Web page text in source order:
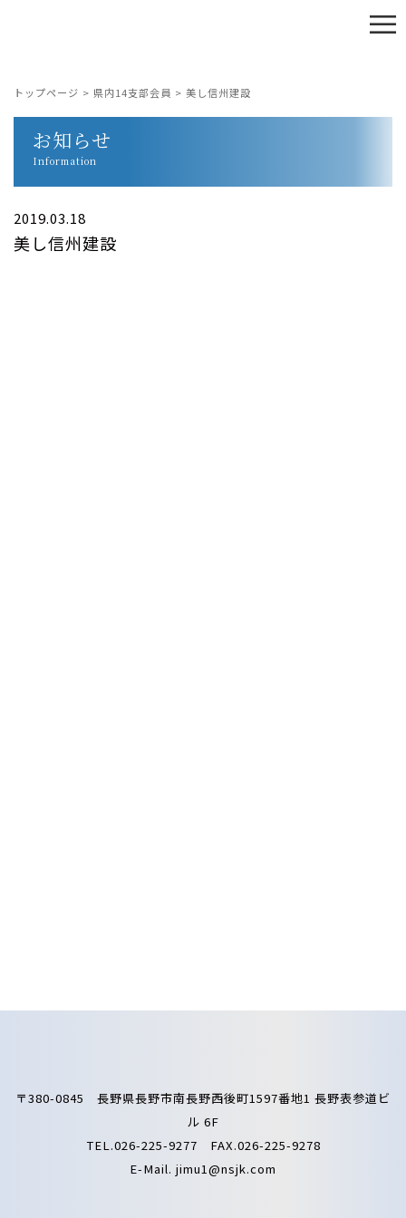
≡
トップページ > 県内14支部会員 > 美し信州建設
お知らせ
Information
2019.03.18
美し信州建設
〒380-0845 長野県長野市南長野西後町1597番地1 長野表参道ビ
ル 6F
TEL.026-225-9277 FAX.026-225-9278
E-Mail. jimu1@nsjk.com